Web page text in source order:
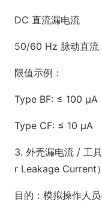
DC 直流漏电流
50/60 Hz 脉动直流
限值示例：
Type BF: ≤ 100 µA
Type CF: ≤ 10 µA
3. 外壳漏电流 / 工
r Leakage Current）
目的：模拟操作人